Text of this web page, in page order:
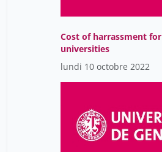
Cost of harrassment for
universities
lundi 10 octobre 2022